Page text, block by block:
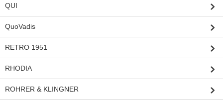
QUI
QuoVadis
RETRO 1951
RHODIA
ROHRER & KLINGNER